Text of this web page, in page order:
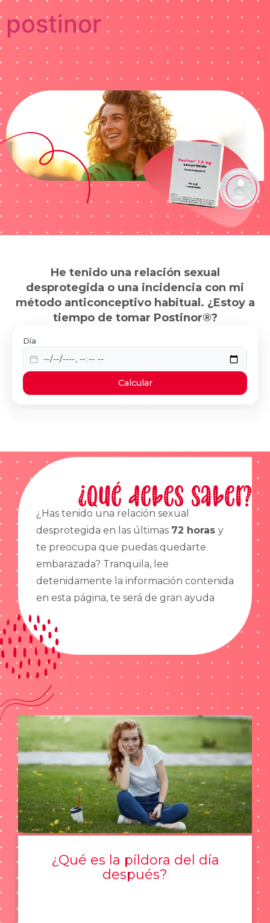
postinor
He tenido una relación sexual
desprotegida o una incidencia con mi
método anticonceptivo habitual. ¿Estoy a
tiempo de tomar Postinor®?
Día
Calcular
¿Qué debes saber?
¿Has tenido una relación sexual
desprotegida en las últimas 72 horas y
te preocupa que puedas quedarte
embarazada? Tranquila, lee
detenidamente la información contenida
en esta página, te será de gran ayuda
¿Qué es la píldora del día
después?